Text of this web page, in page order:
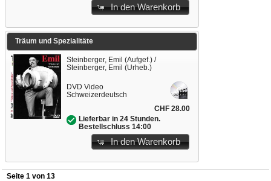
In den Warenkorb
Träum und Spezialitäte
Steinberger, Emil (Aufgef.) /
Steinberger, Emil (Urheb.)
DVD Video
Schweizerdeutsch
CHF 28.00
Lieferbar in 24 Stunden.
Bestellschluss 14:00
In den Warenkorb
Seite 1 von 13